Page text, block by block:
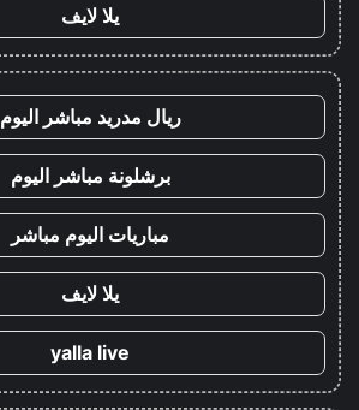
يلا لايف
ريال مدريد مباشر اليوم
برشلونة مباشر اليوم
مباريات اليوم مباشر
يلا لايف
yalla live